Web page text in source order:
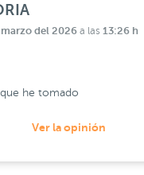
marzo del 2026 a las 13:26 h
he tomado
Ver la opinión